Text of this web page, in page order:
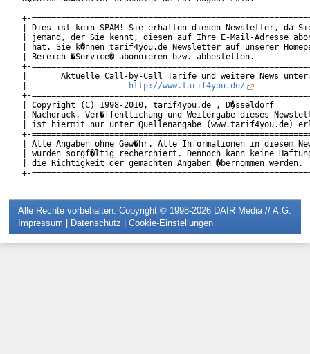
+-
| Dies ist kein SPAM! Sie erhalten diesen Newsletter, da
| jemand, der Sie kennt, diesen auf Ihre E-Mail-Adresse
| hat. Sie k�nnen tarif4you.de Newsletter auf unserer
| Bereich �Service� abonnieren bzw. abbestellen.
+-
|       Aktuelle Call-by-Call Tarife und weitere News
http://www.tarif4you.de/
+-
| Copyright (C) 1998-2010, tarif4you.de , D�sseldorf
| Nachdruck, Ver�ffentlichung und Weitergabe dieses
| ist hiermit nur unter Quellenangabe (www.tarif4you.de)
+-
| Alle Angaben ohne Gew�hr. Alle Informationen in diesem
| wurden sorgf�ltig recherchiert. Dennoch kann keine
| die Richtigkeit der gemachten Angaben �bernommen
Alle Rechte vorbehalten. Copyright © 1998-2026 DAIR Media // A.G.
Impressum | Datenschutz | Cookie-Einstellungen